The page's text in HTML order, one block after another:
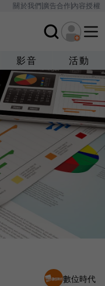
關於我們廣告合作內容授權
影音 活動
數位時代